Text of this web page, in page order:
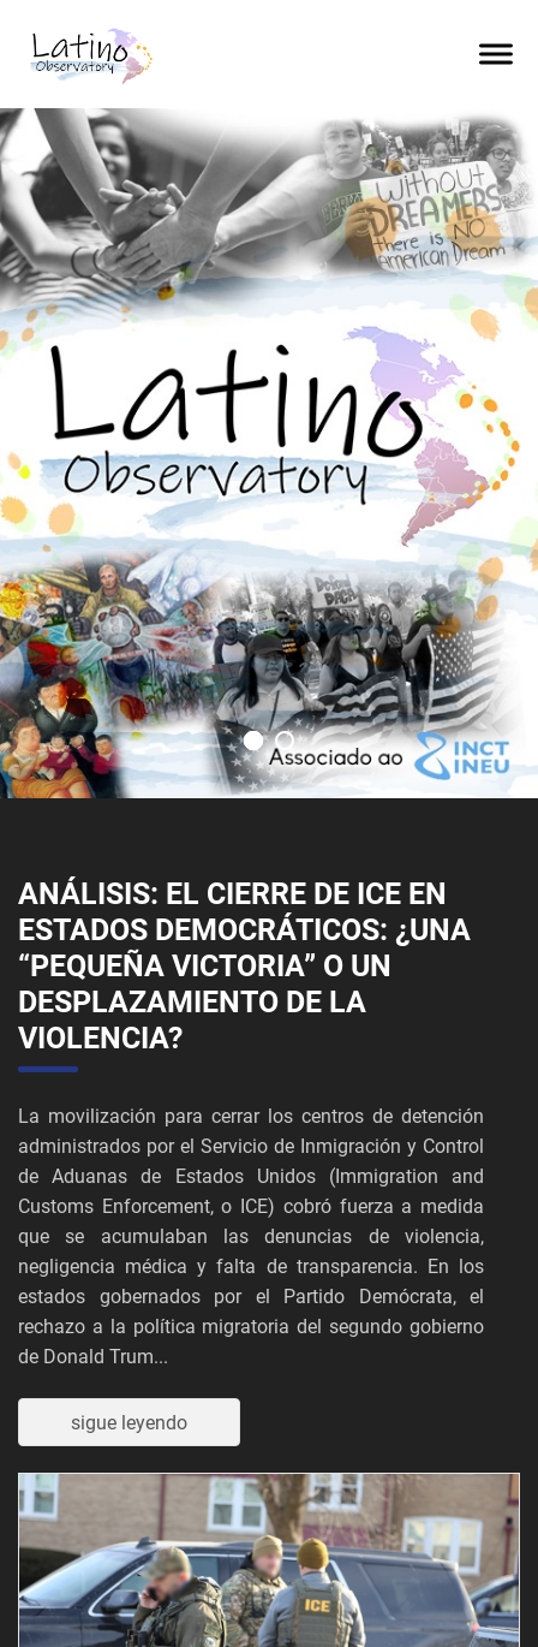
ANÁLISIS: EL CIERRE DE ICE EN
ESTADOS DEMOCRÁTICOS: ¿UNA
“PEQUEÑA VICTORIA” O UN
DESPLAZAMIENTO DE LA
VIOLENCIA?
La movilización para cerrar los centros de detención
administrados por el Servicio de Inmigración y Control
de Aduanas de Estados Unidos (Immigration and
Customs Enforcement, o ICE) cobró fuerza a medida
que se acumulaban las denuncias de violencia,
negligencia médica y falta de transparencia. En los
estados gobernados por el Partido Demócrata, el
rechazo a la política migratoria del segundo gobierno
de Donald Trum...
sigue leyendo